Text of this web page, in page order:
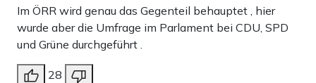
Im ÖRR wird genau das Gegenteil behauptet , hier
wurde aber die Umfrage im Parlament bei CDU, SPD
und Grüne durchgeführt .
28